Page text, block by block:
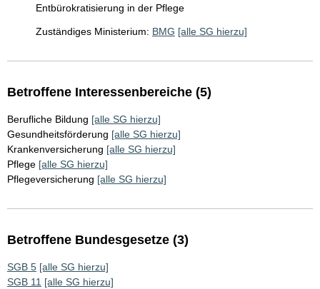
Entbürokratisierung in der Pflege
Zuständiges Ministerium: BMG [alle SG hierzu]
Betroffene Interessenbereiche (5)
Berufliche Bildung [alle SG hierzu]
Gesundheitsförderung [alle SG hierzu]
Krankenversicherung [alle SG hierzu]
Pflege [alle SG hierzu]
Pflegeversicherung [alle SG hierzu]
Betroffene Bundesgesetze (3)
SGB 5 [alle SG hierzu]
SGB 11 [alle SG hierzu]